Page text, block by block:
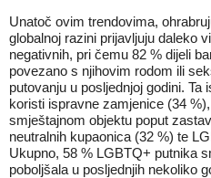
Unatoč ovim trendovima,
globalnoj razini prijavljuju daleko
negativnih, pri čemu 82 % dijeli
povezano s njihovim rodom ili
putovanju u posljednjoj godini.
koristi ispravne zamjenice (34
smještajnom objektu poput
neutralnih kupaonica (32 %) te
Ukupno, 58 % LGBTQ+ putnika
poboljšala u posljednjih nekoliko